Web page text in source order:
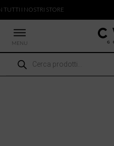
I NOSTRI STORE
MENU
Ricerca
prodotti
ARRIVI